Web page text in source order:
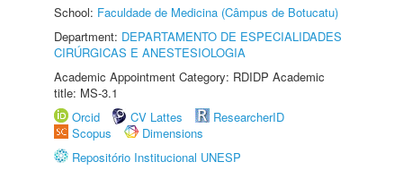
School: Faculdade de Medicina (Câmpus de Botucatu)
Department: DEPARTAMENTO DE ESPECIALIDADES
CIRÚRGICAS E ANESTESIOLOGIA
Academic Appointment Category: RDIDP Academic
title: MS-3.1
Orcid
CV Lattes
ResearcherID
Scopus
Dimensions
Repositório Institucional UNESP